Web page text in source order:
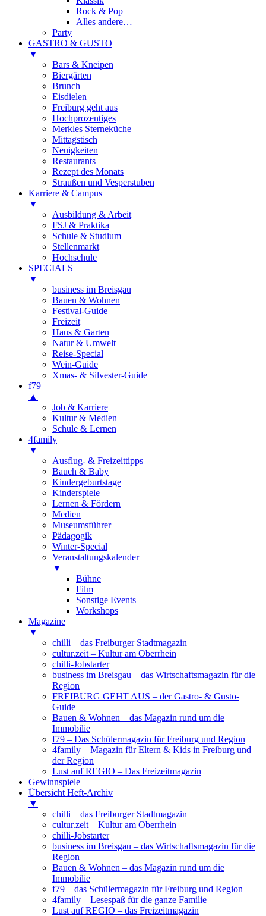
Rock & Pop
Alles andere…
Party
GASTRO & GUSTO
▼
Bars & Kneipen
Biergärten
Brunch
Eisdielen
Freiburg geht aus
Hochprozentiges
Merkles Sterneküche
Mittagstisch
Neuigkeiten
Restaurants
Rezept des Monats
Straußen und Vesperstuben
Karriere & Campus
▼
Ausbildung & Arbeit
FSJ & Praktika
Schule & Studium
Stellenmarkt
Hochschule
SPECIALS
▼
business im Breisgau
Bauen & Wohnen
Festival-Guide
Freizeit
Haus & Garten
Natur & Umwelt
Reise-Special
Wein-Guide
Xmas- & Silvester-Guide
f79
▲
Job & Karriere
Kultur & Medien
Schule & Lernen
4family
▼
Ausflug- & Freizeittipps
Bauch & Baby
Kindergeburtstage
Kinderspiele
Lernen & Fördern
Medien
Museumsführer
Pädagogik
Winter-Special
Veranstaltungskalender
▼
Bühne
Film
Sonstige Events
Workshops
Magazine
▼
chilli – das Freiburger Stadtmagazin
cultur.zeit – Kultur am Oberrhein
chilli-Jobstarter
business im Breisgau – das Wirtschaftsmagazin für die
Region
FREIBURG GEHT AUS – der Gastro- & Gusto-
Guide
Bauen & Wohnen – das Magazin rund um die
Immobilie
f79 – Das Schülermagazin für Freiburg und Region
4family – Magazin für Eltern & Kids in Freiburg und
der Region
Lust auf REGIO – Das Freizeitmagazin
Gewinnspiele
Übersicht Heft-Archiv
▼
chilli – das Freiburger Stadtmagazin
cultur.zeit – Kultur am Oberrhein
chilli-Jobstarter
business im Breisgau – das Wirtschaftsmagazin für die
Region
Bauen & Wohnen – das Magazin rund um die
Immobilie
f79 – das Schülermagazin für Freiburg und Region
4family – Lesespaß für die ganze Familie
Lust auf REGIO – das Freizeitmagazin